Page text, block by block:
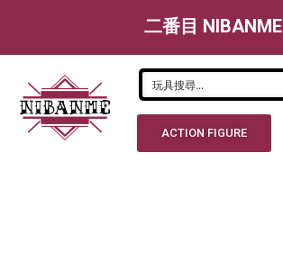
二番目 NIBANME
ACTION FIGURE